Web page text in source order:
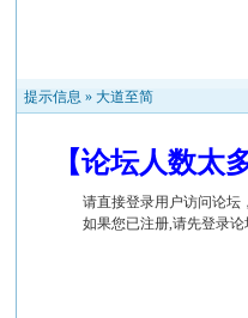
提示信息 » 大道至简
【论坛人数
请直接登录用户访问论坛
如果您已注册,请先登录